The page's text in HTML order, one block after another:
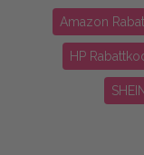
Amazon
HP